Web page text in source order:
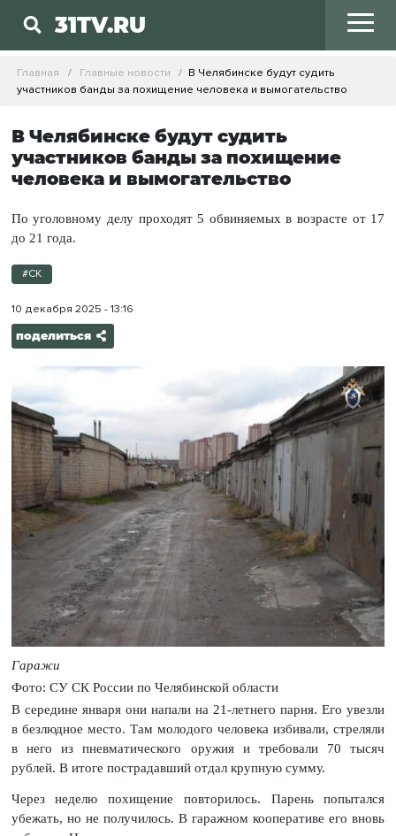
31TV.RU
Главная Главные новости
В Челябинске будут судить
участников банды за похищение человека и вымогательство
В Челябинске будут судить
участников банды за похищение
человека и вымогательство
По уголовному делу проходят 5 обвиняемых в возрасте от 17
до 21 года.
#СК
10 декабря 2025 - 13:16
поделиться
Гаражи
Фото: СУ СК России по Челябинской области
В середине января они напали на 21-летнего парня. Его увезли
в безлюдное место. Там молодого человека избивали, стреляли
в него из пневматического оружия и требовали 70 тысяч
рублей. В итоге пострадавший отдал крупную сумму.
Через неделю похищение повторилось. Парень попытался
убежать, но не получилось. В гаражном кооперативе его вновь